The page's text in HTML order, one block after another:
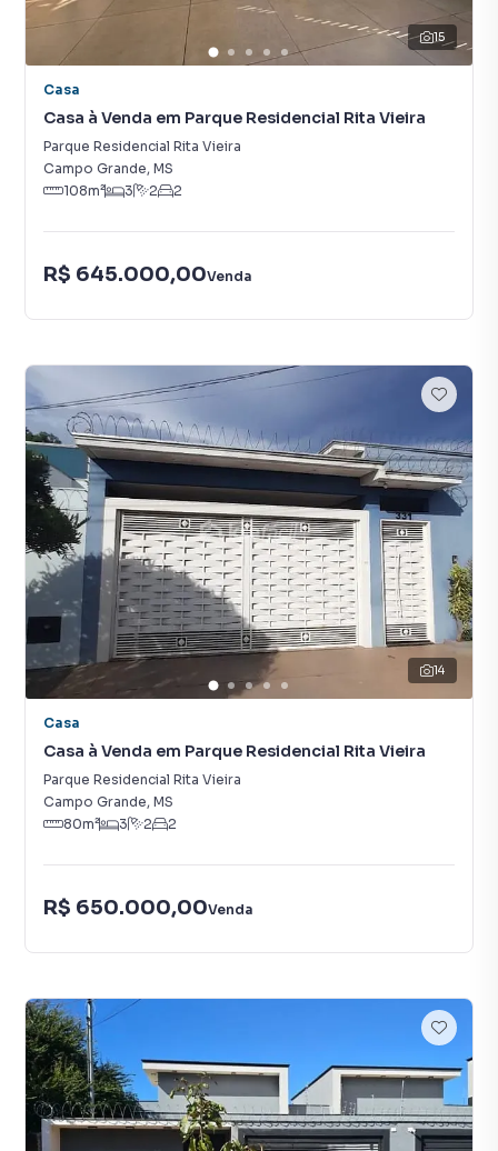
15
Casa
Casa à Venda em Parque Residencial Rita Vieira
Parque Residencial Rita Vieira
Campo Grande, MS
108m² 3 2 2
R$ 645.000,00Venda
14
Casa
Casa à Venda em Parque Residencial Rita Vieira
Parque Residencial Rita Vieira
Campo Grande, MS
80m² 3 2 2
R$ 650.000,00Venda